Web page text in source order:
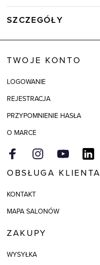
SZCZEGÓŁY
Model
Kolor
TWOJE KONTO
LOGOWANIE
REJESTRACJA
PRZYPOMNIENIE HASŁA
O MARCE
OBSŁUGA KLIENTA
KONTAKT
MAPA SALONÓW
ZAKUPY
WYSYŁKA